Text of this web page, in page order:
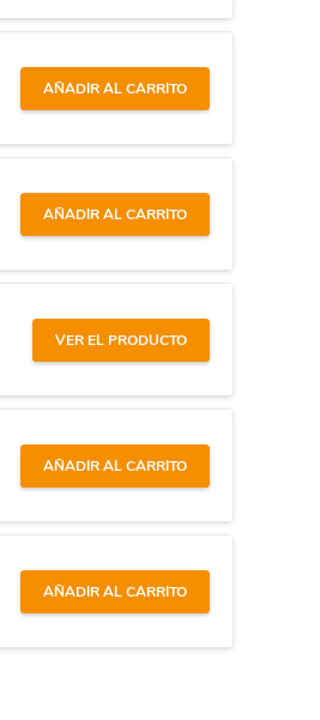
AÑADIR AL CARRITO
AÑADIR AL CARRITO
VER EL PRODUCTO
AÑADIR AL CARRITO
AÑADIR AL CARRITO